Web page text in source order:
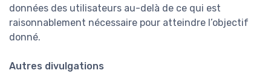
données des utilisateurs au-delà de ce qui est
raisonnablement nécessaire pour atteindre l’objectif
donné.
Autres divulgations